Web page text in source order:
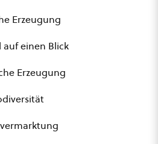
Erzeugung
auf einen Blick
Erzeugung